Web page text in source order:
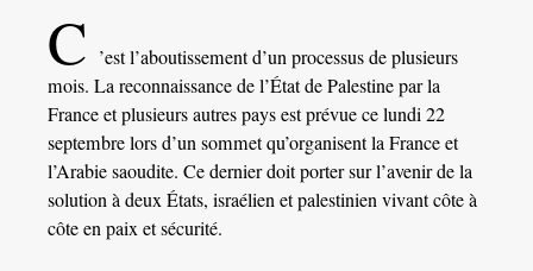
C ’est l’aboutissement d’un processus de plusieurs
mois. La reconnaissance de l’État de Palestine par la
France et plusieurs autres pays est prévue ce lundi 22
septembre lors d’un sommet qu’organisent la France et
l’Arabie saoudite. Ce dernier doit porter sur l’avenir de la
solution à deux États, israélien et palestinien vivant côte à
côte en paix et sécurité.